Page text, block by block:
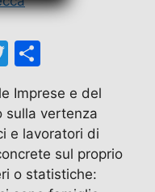
T
w
itt
er
n
di
vi
di
Imprese e del
sulla vertenza
e lavoratori di
sul proprio
o statistiche: